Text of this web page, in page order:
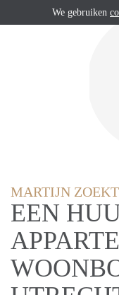
MARTIJN
EEN
We gebruiken